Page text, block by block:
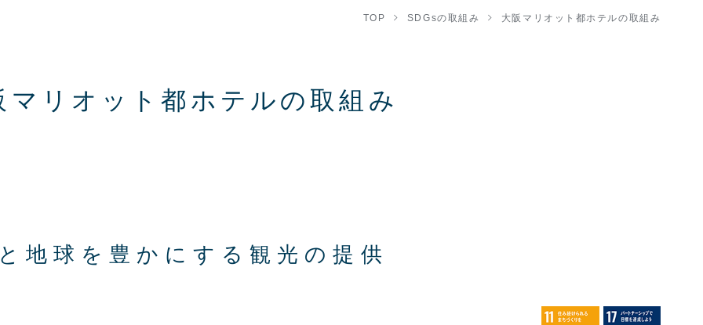
TOP SDGsの取組み 大阪マリオット都ホテルの取組み
マリオット都ホテルの取組み
地球を豊かにする観光の提供